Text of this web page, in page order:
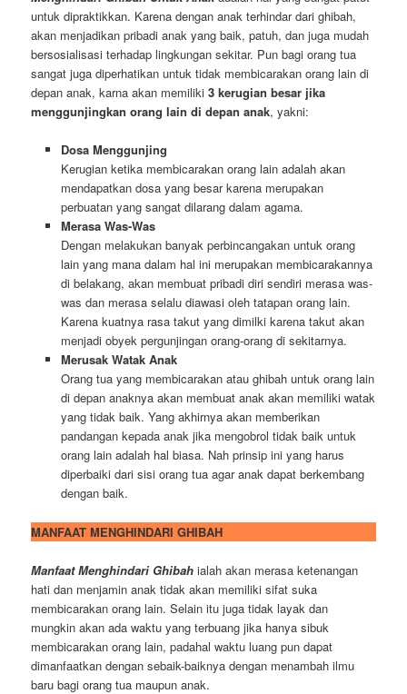
untuk dipraktikkan. Karena dengan anak terhindar dari ghibah,
akan menjadikan pribadi anak yang baik, patuh, dan juga mudah
bersosialisasi terhadap lingkungan sekitar. Pun bagi orang tua
sangat juga diperhatikan untuk tidak membicarakan orang lain di
depan anak, karna akan memiliki3 kerugian besar jika
menggunjingkan orang lain di depan anak, yakni:
Dosa Menggunjing
Kerugian ketika membicarakan orang lain adalah akan
mendapatkan dosa yang besar karena merupakan
perbuatan yang sangat dilarang dalam agama.
Merasa Was-Was
Dengan melakukan banyak perbincangakan untuk orang
lain yang mana dalam hal ini merupakan membicarakannya
di belakang, akan membuat pribadi diri sendiri merasa was-
was dan merasa selalu diawasi oleh tatapan orang lain.
Karena kuatnya rasa takut yang dimilki karena takut akan
menjadi obyek pergunjingan orang-orang di sekitarnya.
Merusak Watak Anak
Orang tua yang membicarakan atau ghibah untuk orang lain
di depan anaknya akan membuat anak akan memiliki watak
yang tidak baik. Yang akhirnya akan memberikan
pandangan kepada anak jika mengobrol tidak baik untuk
orang lain adalah hal biasa. Nah prinsip ini yang harus
diperbaiki dari sisi orang tua agar anak dapat berkembang
dengan baik.
MANFAAT MENGHINDARI GHIBAH
Manfaat Menghindari Ghibah ialah akan merasa ketenangan
hati dan menjamin anak tidak akan memiliki sifat suka
membicarakan orang lain. Selain itu juga tidak layak dan
mungkin akan ada waktu yang terbuang jika hanya sibuk
membicarakan orang lain, padahal waktu luang pun dapat
dimanfaatkan dengan sebaik-baiknya dengan menambah ilmu
baru bagi orang tua maupun anak.